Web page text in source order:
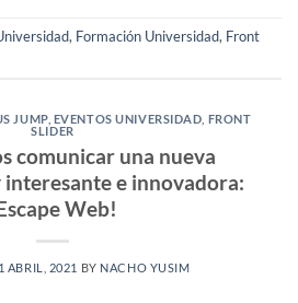
, Formación Universidad, Front
JUMP, EVENTOS UNIVERSIDAD FRONT
SLIDER
comunicar una nueva
e innovadora:
Web!
ABRIL, 2021 BY NACHO YUSIM